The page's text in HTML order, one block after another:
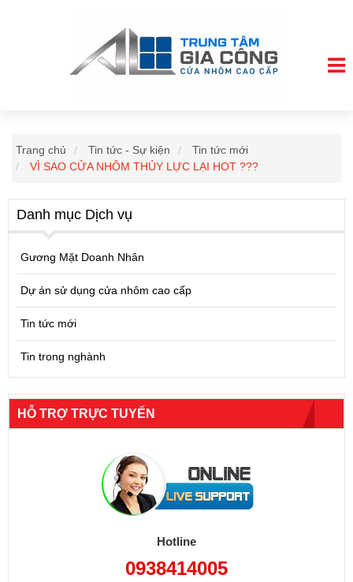
Trang chủ Tin tức - Sự kiện
Tin tức mới
VÌ SAO CỬA NHÔM THỦY LỰC LẠI HOT ???
Danh mục Dịch vụ
Gương Mặt Doanh Nhân
Dự án sử dụng cửa nhôm cao cấp
Tin tức mới
Tin trong nghành
HỖ TRỢ TRỰC TUYẾN
Hotline
0938414005